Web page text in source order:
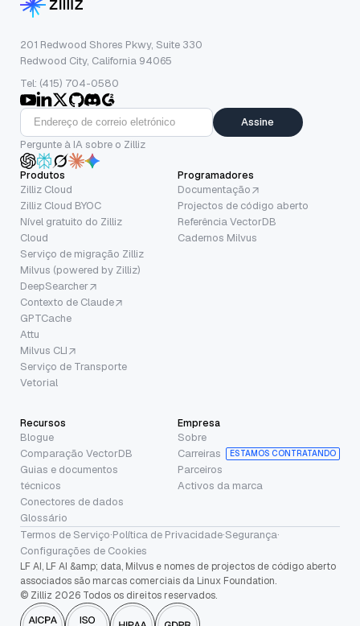
201 Redwood Shores Pkwy, Suite 330
Redwood City, California 94065
Tel: (415) 704-0580
Assine
Pergunte à IA sobre o Zilliz
Produtos
Zilliz Cloud
Zilliz Cloud BYOC
Nível gratuito do Zilliz
Cloud
Serviço de migração Zilliz
Milvus (powered by Zilliz)
DeepSearcher
Contexto de Claude
GPTCache
Attu
Milvus CLI
Serviço de Transporte
Vetorial
Programadores
Documentação
Projectos de código aberto
Referência VectorDB
Cadernos Milvus
Recursos
Blogue
Comparação VectorDB
Guias e documentos
técnicos
Conectores de dados
Glossário
Empresa
Sobre
Carreiras
ESTAMOS CONTRATANDO
Parceiros
Activos da marca
Termos de Serviço·Política de Privacidade·Segurança·
Configurações de Cookies
LF AI, LF AI &amp; data, Milvus e nomes de projectos de código aberto
associados são marcas comerciais da Linux Foundation.
© Zilliz 2026 Todos os direitos reservados.